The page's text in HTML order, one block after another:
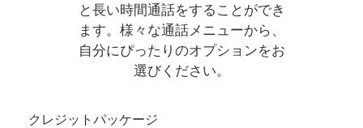
と長い時間通話をすることができ
ます。様々な通話メニューから、
自分にぴったりのオプションをお
選びください。
クレジットパッケージ